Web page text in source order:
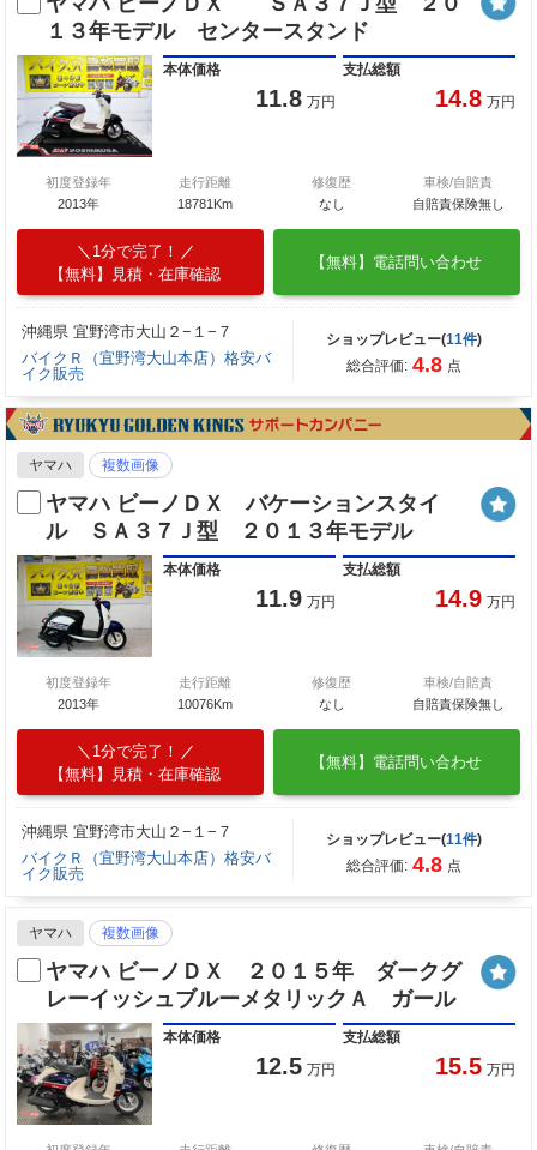
１３年モデル センタースタンド
本体価格
11.8 万円
支払総額
14.8 万円
初度登録年
2013年
走行距離
18781Km
修復歴
なし
車検/自賠責
自賠責保険無し
1分で完了！
【無料】見積・在庫確認
【無料】電話問い合わせ
沖縄県 宜野湾市大山２−１−７
バイクＲ（宜野湾大山本店）格安バ
イク販売
ショップレビュー(11件)
総合評価: 4.8 点
ヤマハ 複数画像
ヤマハ ビーノＤＸ バケーションスタイ
ル ＳＡ３７Ｊ型 ２０１３年モデル
本体価格
11.9 万円
支払総額
14.9 万円
初度登録年
2013年
走行距離
10076Km
修復歴
なし
車検/自賠責
自賠責保険無し
1分で完了！
【無料】見積・在庫確認
【無料】電話問い合わせ
沖縄県 宜野湾市大山２−１−７
バイクＲ（宜野湾大山本店）格安バ
イク販売
ショップレビュー(11件)
総合評価: 4.8 点
ヤマハ 複数画像
ヤマハ ビーノＤＸ ２０１５年 ダークグ
レーイッシュブルーメタリックＡ ガール
本体価格
12.5 万円
支払総額
15.5 万円